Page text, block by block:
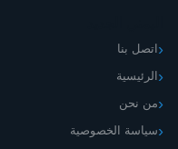
اتصل بنا
الرئيسية
من نحن
سياسة الخصوصية